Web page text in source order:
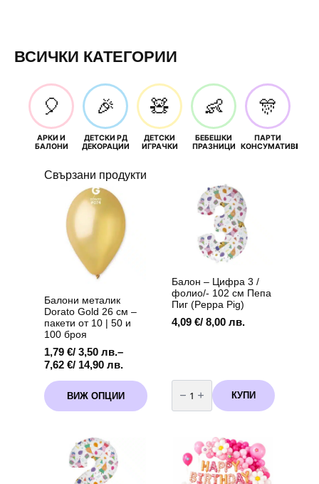
ВСИЧКИ КАТЕГОРИИ
🎈
АРКИ И
БАЛОНИ
🎉
ДЕТСКИ РД
ДЕКОРАЦИИ
🧸
ДЕТСКИ
ИГРАЧКИ
👶
БЕБЕШКИ
ПРАЗНИЦИ
🎊
ПАРТИ
КОНСУМАТИВИ
Свързани продукти
Балони металик
Dorato Gold 26 см –
пакети от 10 | 50 и
100 броя
1,79 €/ 3,50 лв.–
7,62 €/ 14,90 лв.
Price
1,79 €
/
3,50 лв.
14,90 лв.
ВИЖ ОПЦИИ
This
product
has
options
Балон – Цифра 3 /
фолио/- 102 см Пепа
Пиг (Peppa Pig)
4,09 €/ 8,00 лв.
количество
за
Балон
-
фолио/-
102
Пепа
КУПИ